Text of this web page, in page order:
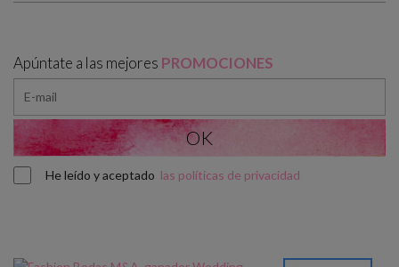
Apúntate a las mejores PROMOCIONES
He leído y aceptado las políticas de privacidad